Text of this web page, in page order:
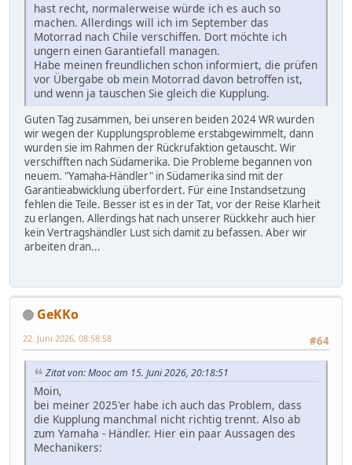
hast recht, normalerweise würde ich es auch so
machen. Allerdings will ich im September das
Motorrad nach Chile verschiffen. Dort möchte ich
ungern einen Garantiefall managen.
Habe meinen freundlichen schon informiert, die prüfen
vor Übergabe ob mein Motorrad davon betroffen ist,
und wenn ja tauschen Sie gleich die Kupplung.
Guten Tag zusammen, bei unseren beiden 2024 WR wurden
wir wegen der Kupplungsprobleme erstabgewimmelt, dann
wurden sie im Rahmen der Rückrufaktion getauscht. Wir
verschifften nach Südamerika. Die Probleme begannen von
neuem. "Yamaha-Händler" in Südamerika sind mit der
Garantieabwicklung überfordert. Für eine Instandsetzung
fehlen die Teile. Besser ist es in der Tat, vor der Reise Klarheit
zu erlangen. Allerdings hat nach unserer Rückkehr auch hier
kein Vertragshändler Lust sich damit zu befassen. Aber wir
arbeiten dran...
GeKKo
#64
22. Juni 2026, 08:58:58
Zitat von: Mooc am 15. Juni 2026, 20:18:51
Moin,
bei meiner 2025'er habe ich auch das Problem, dass
die Kupplung manchmal nicht richtig trennt. Also ab
zum Yamaha - Händler. Hier ein paar Aussagen des
Mechanikers: